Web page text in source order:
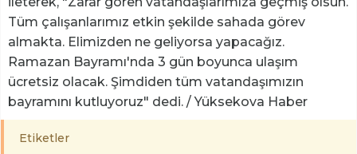
Tüm çalışanlarımız etkin şekilde sahada görev
almakta. Elimizden ne geliyorsa yapacağız.
Ramazan Bayramı'nda 3 gün boyunca ulaşım
ücretsiz olacak. Şimdiden tüm vatandaşımızın
bayramını kutluyoruz" dedi. / Yüksekova Haber
Etiketler